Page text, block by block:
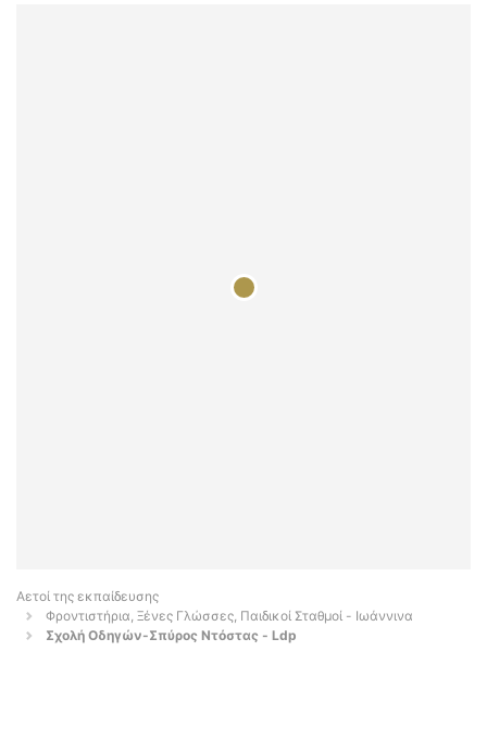
Αετοί της εκπαίδευσης
Φροντιστήρια, Ξένες Γλώσσες, Παιδικοί Σταθμοί - Ιωάννινα
Σχολή Οδηγών-Σπύρος Ντόστας - Ldp